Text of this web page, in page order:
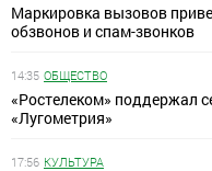
Маркировка вызовов
обзвонов и спам-звонков
14:35 ОБЩЕСТВО
«Ростелеком» поддержал
«Лугометрия»
17:56 КУЛЬТУРА